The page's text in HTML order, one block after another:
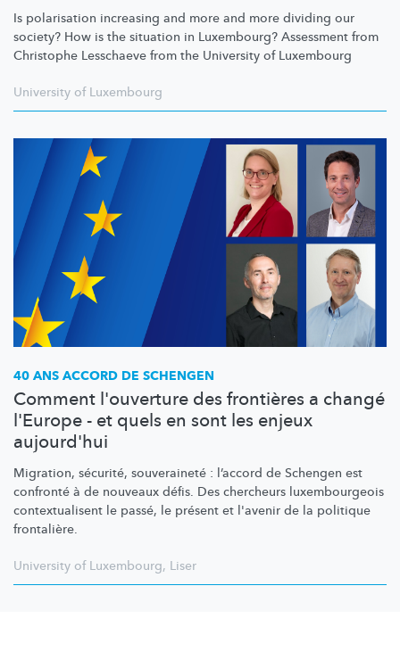
Is polarisation increasing and more and more dividing our
society? How is the situation in Luxembourg? Assessment from
Christophe Lesschaeve from the University of Luxembourg
University of Luxembourg
40 ANS ACCORD DE SCHENGEN
Comment l'ouverture des frontières a changé
l'Europe - et quels en sont les enjeux
aujourd'hui
Migration, sécurité, souveraineté : l’accord de Schengen est
confronté à de nouveaux défis. Des chercheurs luxembourgeois
contextualisent le passé, le présent et l'avenir de la politique
frontalière.
University of Luxembourg, Liser